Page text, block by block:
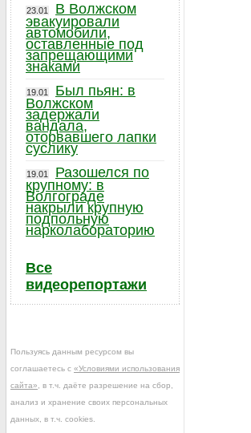
23.01
В Волжском
эвакуировали
автомобили,
оставленные под
запрещающими
знаками
19.01
Был пьян: в
Волжском
задержали
вандала,
оторвавшего лапки
суслику
19.01
Разошелся по
крупному: в
Волгограде
накрыли крупную
подпольную
нарколабораторию
Все
видеорепортажи
Пользуясь данным ресурсом вы
соглашаетесь с «Условиями использования
сайта» , в т.ч. даёте разрешение на сбор,
анализ и хранение своих персональных
данных, в т.ч. cookies.